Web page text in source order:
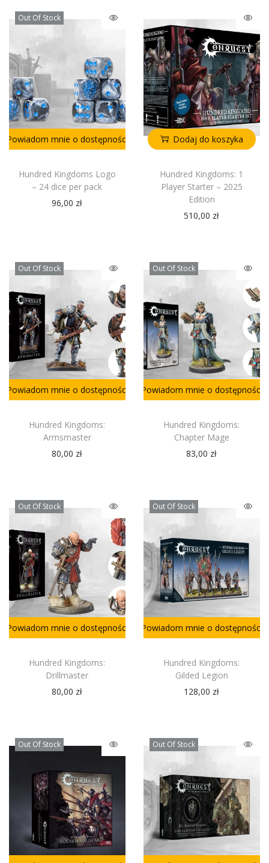
Out Of Stock
Powiadom mnie o dostępności
Hundred Kingdoms Logo
– 24 dice per pack
96,00 zł
Dodaj do koszyka
Hundred Kingdoms: 1
Player Starter – 2025
Edition
510,00 zł
Out Of Stock
Powiadom mnie o dostępności
Hundred Kingdoms:
Armsmaster
80,00 zł
Out Of Stock
Powiadom mnie o dostępności
Hundred Kingdoms:
Chapter Mage
83,00 zł
Out Of Stock
Powiadom mnie o dostępności
Hundred Kingdoms:
Drillmaster
80,00 zł
Out Of Stock
Powiadom mnie o dostępności
Hundred Kingdoms:
Gilded Legion
128,00 zł
Out Of Stock Out Of Stock